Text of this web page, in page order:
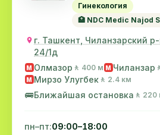
Гинекология
🏥 NDC Medic Najod
г. Ташкент, Чиланзарский
24/1д
M Олмазор 🚶 400 м M Чиланзар
M Мирзо Улугбек 🚶 2.4 км
🚌Ближайшая остановка 🚶 220
пн–пт:09:00–18:00